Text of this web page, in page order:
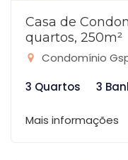
Casa de
quartos, 250m²
Condomínio
3 Quartos
3
Mais informações